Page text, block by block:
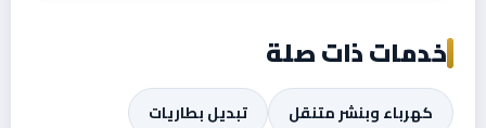
خدمات ذات صلة
كهرباء وبنشر متنقل
تبديل بطاريات